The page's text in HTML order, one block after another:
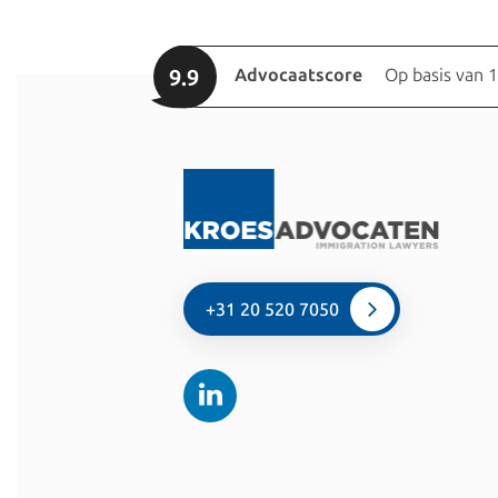
9.9 Advocaatscore Op basis van
+31 20 520 7050